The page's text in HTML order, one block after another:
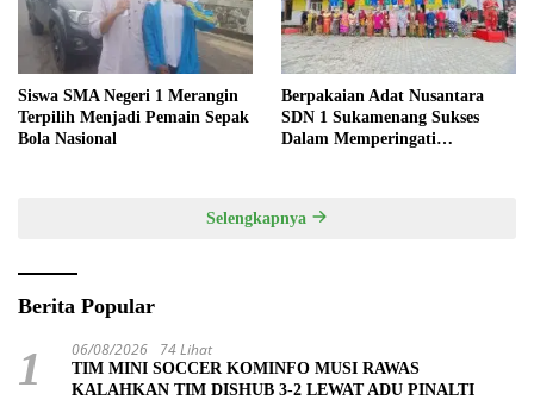
Siswa SMA Negeri 1 Merangin
Terpilih Menjadi Pemain Sepak
Bola Nasional
Berpakaian Adat Nusantara
SDN 1 Sukamenang Sukses
Dalam Memperingati
Selengkapnya
Berita Popular
1 06/08/2026 74 Lihat
TIM MINI SOCCER KOMINFO MUSI RAWAS
KALAHKAN TIM DISHUB 3-2 LEWAT ADU PINALTI